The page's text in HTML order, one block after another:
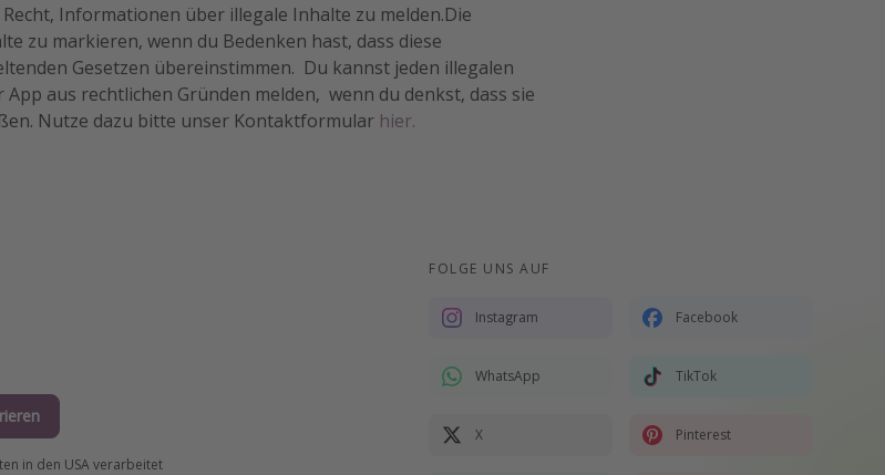
Recht, Informationen über illegale Inhalte zu melden.Die
zu markieren, wenn du Bedenken hast, dass diese
Gesetzen übereinstimmen. Du kannst jeden illegalen
aus rechtlichen Gründen melden, wenn du denkst, dass sie
Nutze dazu bitte unser Kontaktformular hier.
in den USA verarbeitet
FOLGE UNS AUF
Instagram Facebook
WhatsApp TikTok
X Pinterest